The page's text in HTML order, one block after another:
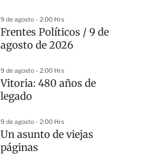
9 de agosto - 2:00 Hrs
Frentes Políticos / 9 de
agosto de 2026
9 de agosto - 2:00 Hrs
Vitoria: 480 años de
legado
9 de agosto - 2:00 Hrs
Un asunto de viejas
páginas